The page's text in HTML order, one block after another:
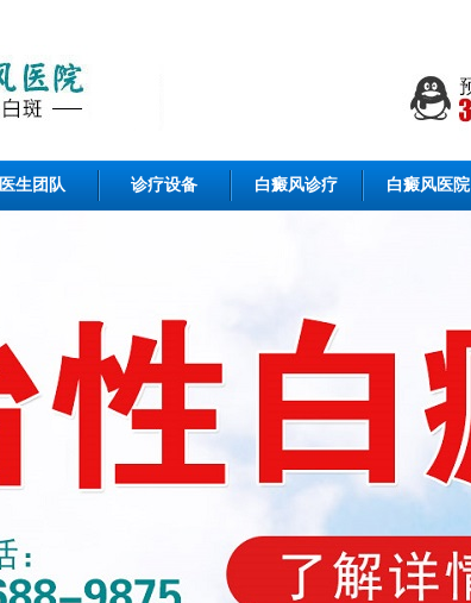
医生团队 诊疗设备 白癜风诊疗 白癜风医院